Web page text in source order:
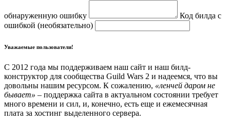
обнаруженную ошибку
Код билда с
ошибкой (необязательно)
Уважаемые пользователи!
С 2012 года мы поддерживаем наш сайт и наш билд-
конструктор для сообщества Guild Wars 2 и надеемся, что вы
довольны нашим ресурсом. К сожалению, «ленчей даром не
бывает» – поддержка сайта в актуальном состоянии требует
много времени и сил, и, конечно, есть еще и ежемесячная
плата за хостинг выделенного сервера.